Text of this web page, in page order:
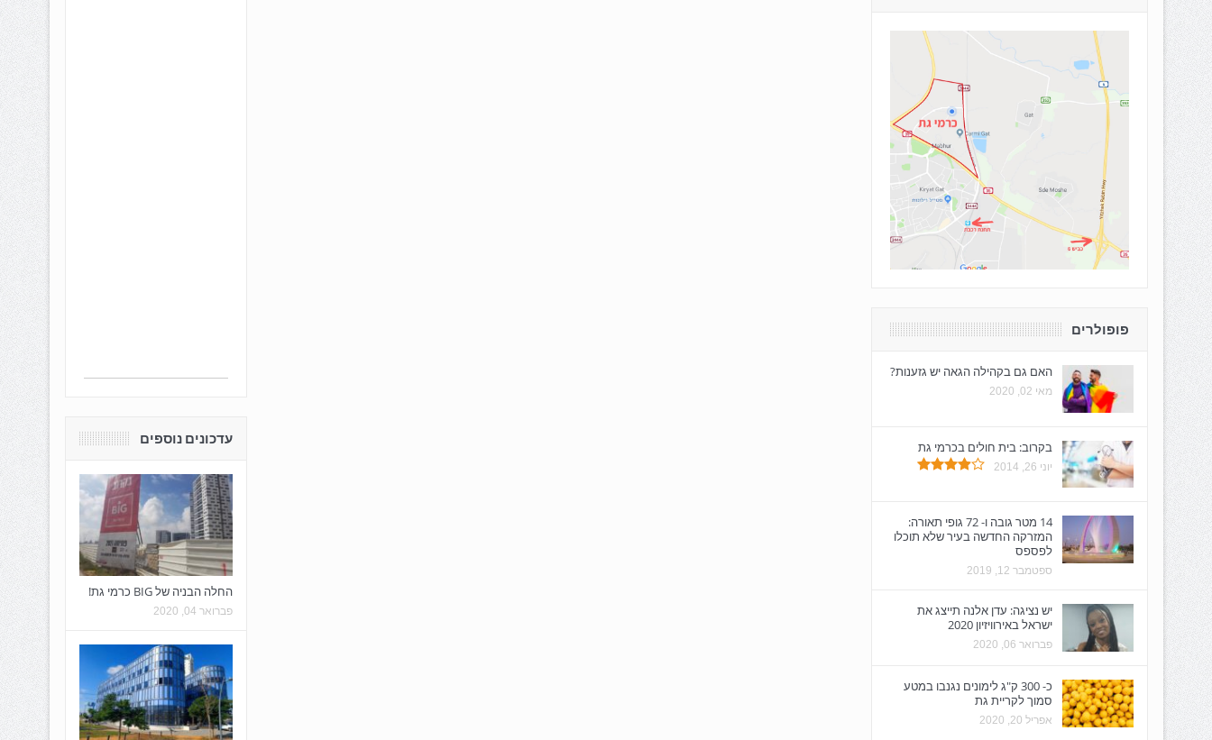
עדכונים נוספים
החלה הבניה של BIG כרמי גת!
פברואר 04, 2020
פופולרים
האם גם בקהילה הגאה יש גזענות?
מאי 02, 2020
בקרוב: בית חולים בכרמי גת
יוני 26, 2014
14 מטר גובה ו- 72 גופי תאורה:
המזרקה החדשה בעיר שלא תוכלו
לפספס
ספטמבר 12, 2019
יש נציגה: עדן אלנה תייצג את
ישראל באירוויזיון 2020
פברואר 06, 2020
כ- 300 ק"ג לימונים נגנבו במטע
סמוך לקריית גת
אפריל 20, 2020